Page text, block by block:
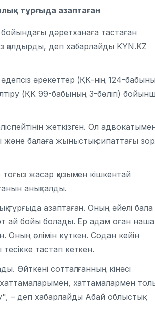
тұрғыда азаптаған
дәретханаға тастаған
қалдырды, деп хабарлайды KYN.KZ
әрекеттер (ҚК-нің 124-
(ҚК 99-бабының 3-бөлігі)
жеткізген. Ол
және балаға жыныстық сипаттағы
жасар қызымен кішкентай
анықталды.
тұрғыда азаптаған. Оның әйелі бала
ай бойы болады. Ер адам оған
Оның өлімін күткен. Содан кейін
тастап кеткен.
Өйткені сотталғанның кінәсі
хаттамалармен
– деп хабарлайды Абай облыстық